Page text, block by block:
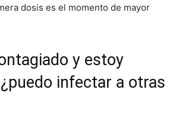
dosis es el momento de mayor
y estoy
infectar a otras